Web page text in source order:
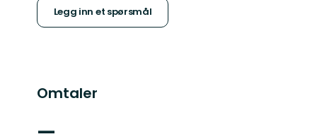
Legg inn et spørsmål
Omtaler
—